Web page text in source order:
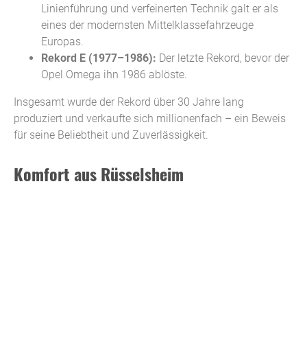
Linienführung und verfeinerten Technik galt er als
eines der modernsten Mittelklassefahrzeuge
Europas.
Rekord E (1977–1986): Der letzte Rekord, bevor der
Opel Omega ihn 1986 ablöste.
Insgesamt wurde der Rekord über 30 Jahre lang
produziert und verkaufte sich millionenfach – ein Beweis
für seine Beliebtheit und Zuverlässigkeit.
Komfort aus Rüsselsheim